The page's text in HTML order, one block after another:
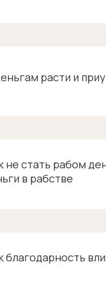
расти и
не стать рабом
в рабстве
благодарность